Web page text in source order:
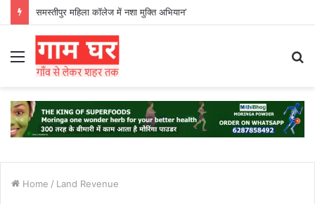
समस्तीपुर महिला कॉलेज में नशा मुक्ति अभियान’
Menu
Home / Land Revenue